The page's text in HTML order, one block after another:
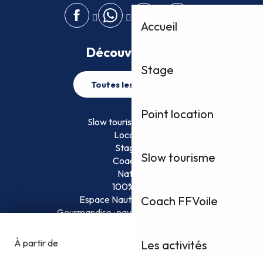
Accueil
Stage
Point location
Slow tourisme
Coach FFVoile
Les activités
Découvrez plus
Toutes les activités
Slow tourisme FFVoile
Location
Stage
Coaching
Nature
100% Fun
Espace Nautique Surveillé
Gourmandise : naviguez et savourez !